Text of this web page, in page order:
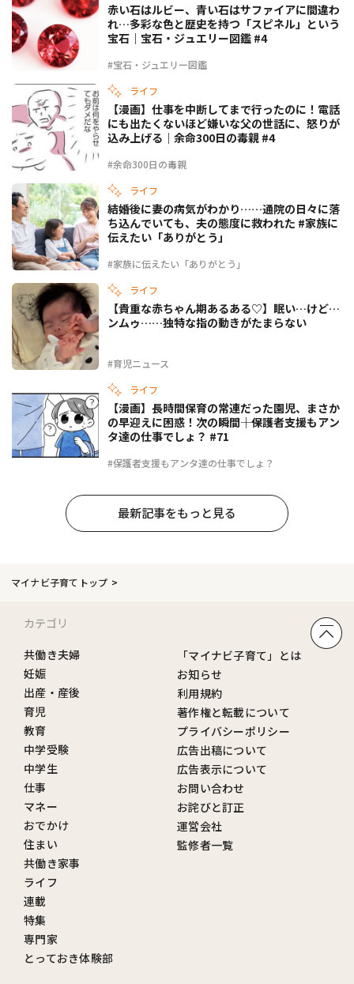
#宝石・ジュエリー図鑑
赤い石はルビー、青い石はサファイアに間違わ
れ…多彩な色と歴史を持つ「スピネル」という
宝石｜宝石・ジュエリー図鑑 #4
ライフ
#余命300日の毒親
【漫画】仕事を中断してまで行ったのに！電話
にも出たくないほど嫌いな父の世話に、怒りが
込み上げる｜余命300日の毒親 #4
ライフ
#家族に伝えたい「ありがとう」
結婚後に妻の病気がわかり……通院の日々に落
ち込んでいても、夫の態度に救われた #家族に
伝えたい「ありがとう」
ライフ
#育児ニュース
【貴重な赤ちゃん期あるある♡】眠い…けど…
ンムゥ……独特な指の動きがたまらない
ライフ
#保護者支援もアンタ達の仕事でしょ？
【漫画】長時間保育の常連だった園児、まさか
の早迎えに困惑！次の瞬間――｜保護者支援もアン
タ達の仕事でしょ？ #71
最新記事をもっと見る
マイナビ子育てトップ
カテゴリ
共働き夫婦
妊娠
出産・産後
育児
教育
中学受験
中学生
仕事
マネー
おでかけ
住まい
共働き家事
ライフ
連載
特集
専門家
とっておき体験部
「マイナビ子育て」とは
お知らせ
利用規約
著作権と転載について
プライバシーポリシー
広告出稿について
広告表示について
お問い合わせ
お詫びと訂正
運営会社
監修者一覧